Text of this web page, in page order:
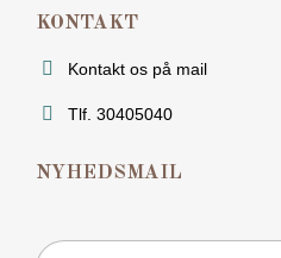
KONTAKT
Kontakt os på mail
Tlf. 30405040
NYHEDSMAIL